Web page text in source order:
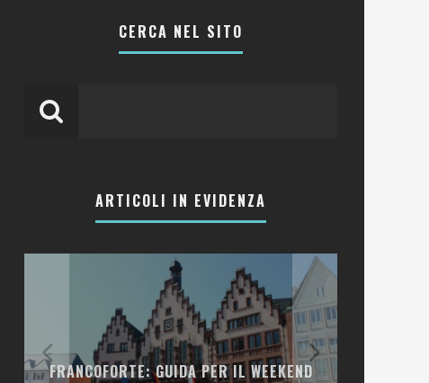
CERCA NEL SITO
ARTICOLI IN EVIDENZA
FRANCOFORTE: GUIDA PER IL WEEKEND